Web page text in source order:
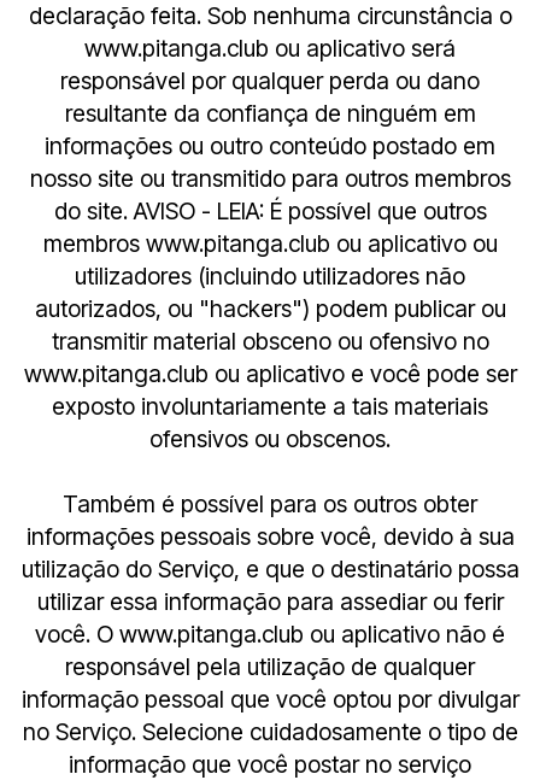
declaração feita. Sob nenhuma circunstância o
www.pitanga.club ou aplicativo será
responsável por qualquer perda ou dano
resultante da confiança de ninguém em
informações ou outro conteúdo postado em
nosso site ou transmitido para outros membros
do site. AVISO - LEIA: É possível que outros
membros www.pitanga.club ou aplicativo ou
utilizadores (incluindo utilizadores não
autorizados, ou "hackers") podem publicar ou
transmitir material obsceno ou ofensivo no
www.pitanga.club ou aplicativo e você pode ser
exposto involuntariamente a tais materiais
ofensivos ou obscenos.
Também é possível para os outros obter
informações pessoais sobre você, devido à sua
utilização do Serviço, e que o destinatário possa
utilizar essa informação para assediar ou ferir
você. O www.pitanga.club ou aplicativo não é
responsável pela utilização de qualquer
informação pessoal que você optou por divulgar
no Serviço. Selecione cuidadosamente o tipo de
informação que você postar no serviço